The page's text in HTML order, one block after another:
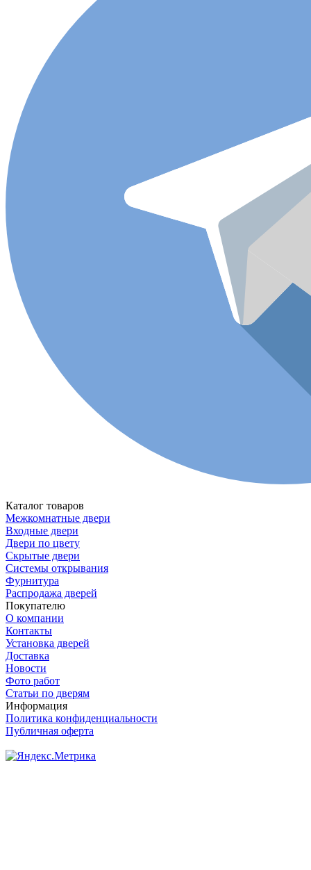
Каталог товаров
Межкомнатные двери
Входные двери
Двери по цвету
Скрытые двери
Системы открывания
Фурнитура
Распродажа дверей
Покупателю
О компании
Контакты
Установка дверей
Доставка
Новости
Фото работ
Статьи по дверям
Информация
Политика конфиденциальности
Публичная оферта